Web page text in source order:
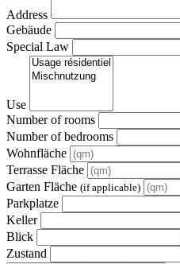
Address
Gebäude
Special Law
Use
Number of rooms
Number of bedrooms
Wohnfläche
Terrasse Fläche
Garten Fläche (if applicable)
Parkplatze
Keller
Blick
Zustand